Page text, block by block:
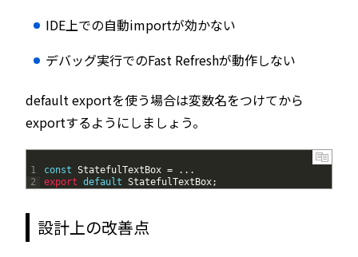
IDE上での自動importが効かない
デバッグ実行でのFast Refreshが動作しない
default exportを使う場合は変数名をつけてから
exportするようにしましょう。
1
2
const StatefulTextBox = . . .
export default StatefulTextBox;
設計上の改善点